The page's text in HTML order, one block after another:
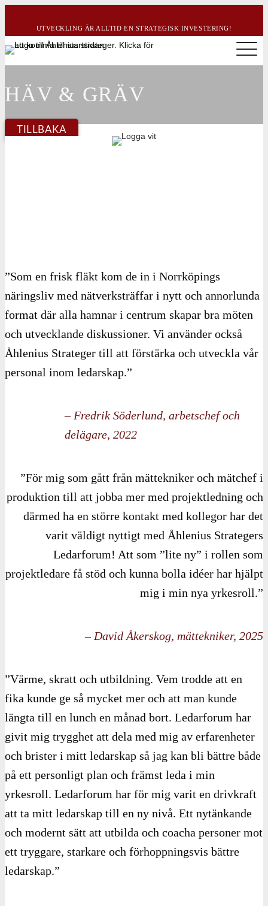
UTVECKLING ÄR ALLTID EN STRATEGISK INVESTERING!
HÄV & GRÄV
TILLBAKA
”Som en frisk fläkt kom de in i Norrköpings
näringsliv med nätverksträffar i nytt och annorlunda
format där alla hamnar i centrum skapar bra möten
och utvecklande diskussioner. Vi använder också
Åhlenius Strateger till att förstärka och utveckla vår
personal inom ledarskap.”
– Fredrik Söderlund, arbetschef och
delägare, 2022
”För mig som gått från mättekniker och mätchef i
produktion till att jobba mer med projektledning och
därmed ha en större kontakt med kollegor har det
varit väldigt nyttigt med Åhlenius Strategers
Ledarforum! Att som ”lite ny” i rollen som
projektledare få stöd och kunna bolla idéer har hjälpt
mig i min nya yrkesroll.”
– David Åkerskog, mättekniker, 2025
”Värme, skratt och utbildning. Vem trodde att en
fika kunde ge så mycket mer och att man kunde
längta till en lunch en månad bort. Ledarforum har
givit mig trygghet att dela med mig av erfarenheter
och brister i mitt ledarskap så jag kan bli bättre både
på ett personligt plan och främst leda i min
yrkesroll. Ledarforum har för mig varit en drivkraft
att ta mitt ledarskap till en ny nivå. Ett nytänkande
och modernt sätt att utbilda och coacha personer mot
ett tryggare, starkare och förhoppningsvis bättre
ledarskap.”